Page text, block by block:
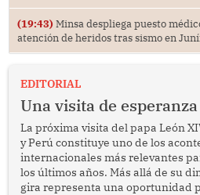
(19:43) Minsa despliega puesto
atención de heridos tras sismo en
EDITORIAL
Una visita de esperanza
La próxima visita del papa León
y Perú constituye uno de los
internacionales más relevantes
los últimos años. Más allá de su
gira representa una oportunidad